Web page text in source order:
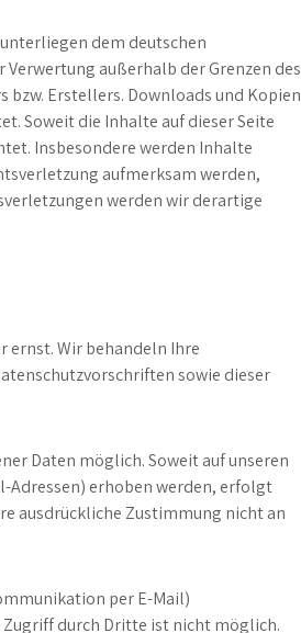
dem deutschen
außerhalb der Grenzen des
Erstellers. Downloads und Kopien
Soweit die Inhalte auf dieser Seite
Insbesondere werden Inhalte
aufmerksam werden,
werden wir derartige
ernst. Wir behandeln Ihre
sowie dieser
Daten möglich. Soweit auf unseren
Adressen) erhoben werden, erfolgt
ausdrückliche Zustimmung nicht an
per E-Mail)
Zugriff durch Dritte ist nicht möglich.